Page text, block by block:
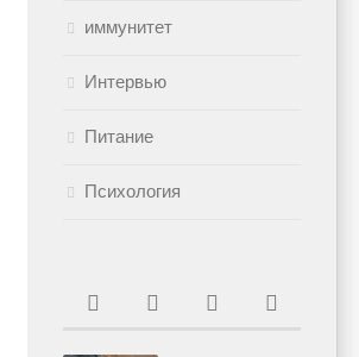
иммунитет
Интервью
Питание
Психология